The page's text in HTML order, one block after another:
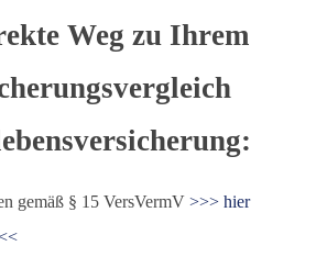
Weg zu Ihrem
gemäß § 15 VersVermV >>> hier